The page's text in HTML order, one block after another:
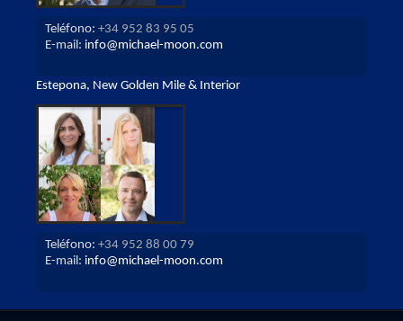
Teléfono: +34 952 83 95 05
E-mail: info@michael-moon.com
Estepona, New Golden Mile & Interior
Teléfono: +34 952 88 00 79
E-mail: info@michael-moon.com